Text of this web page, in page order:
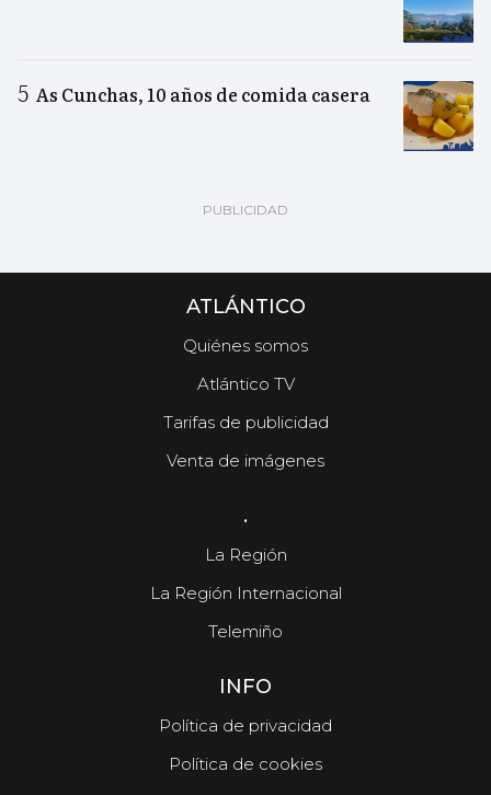
As Cunchas, 10 años de comida casera
ATLÁNTICO
Quiénes somos
Atlántico TV
Tarifas de publicidad
Venta de imágenes
.
La Región
La Región Internacional
Telemiño
INFO
Política de privacidad
Política de cookies